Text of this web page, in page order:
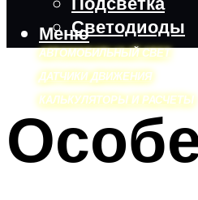
Светодиоды
АВТОМОБИЛЬНЫЙ СВЕТ
ДАТЧИКИ ДВИЖЕНИЯ
КАЛЬКУЛЯТОРЫ И РАСЧЕТЫ
Меню
Меню